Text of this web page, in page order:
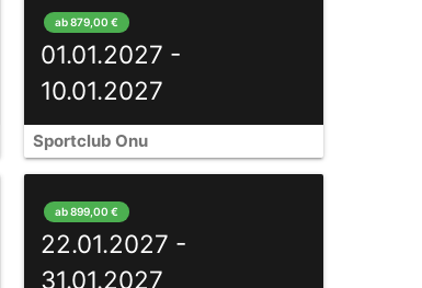
ab 879,00 €
01.01.2027 -
10.01.2027
Sportclub Onu
ab 899,00 €
22.01.2027 -
31.01.2027